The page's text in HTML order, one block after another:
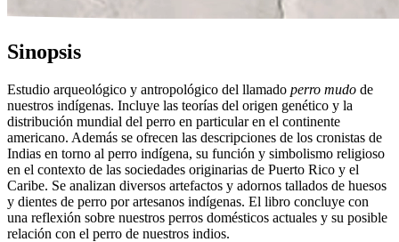
Sinopsis
Estudio arqueológico y antropológico del llamado perro mudo de
nuestros indígenas. Incluye las teorías del origen genético y la
distribución mundial del perro en particular en el continente
americano. Además se ofrecen las descripciones de los cronistas de
Indias en torno al perro indígena, su función y simbolismo religioso
en el contexto de las sociedades originarias de Puerto Rico y el
Caribe. Se analizan diversos artefactos y adornos tallados de huesos
y dientes de perro por artesanos indígenas. El libro concluye con
una reflexión sobre nuestros perros domésticos actuales y su posible
relación con el perro de nuestros indios.